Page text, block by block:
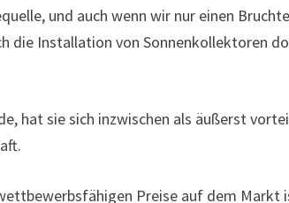
und auch wenn wir nur einen
die Installation von Sonnenkollektoren
hat sie sich inzwischen als äußerst
Preise auf dem Markt